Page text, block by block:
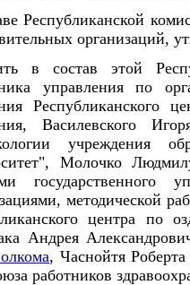
Республиканской
организаций,
в состав этой
управления по
Республиканского
Василевского
учреждения
Молочко
государственного
методической
центра по
Андрея
, Часнойтя
работников